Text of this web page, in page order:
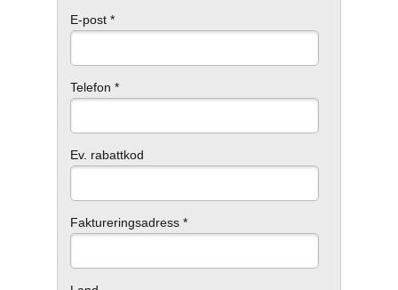
E-post *
Telefon *
Ev. rabattkod
Faktureringsadress *